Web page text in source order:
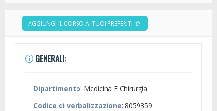
AGGIUNGI IL CORSO AI TUOI PREFERITI
GENERALI:
Dipartimento: Medicina E Chirurgia
Codice di verbalizzazione: 8059359